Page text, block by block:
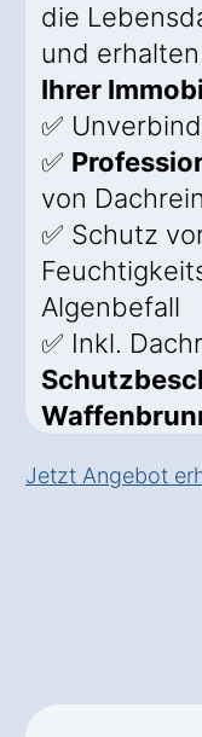
die
und
Ihrer
✅
✅
von
✅ Schutz
Algenbefall
✅ Inkl.
Jetzt Angebot